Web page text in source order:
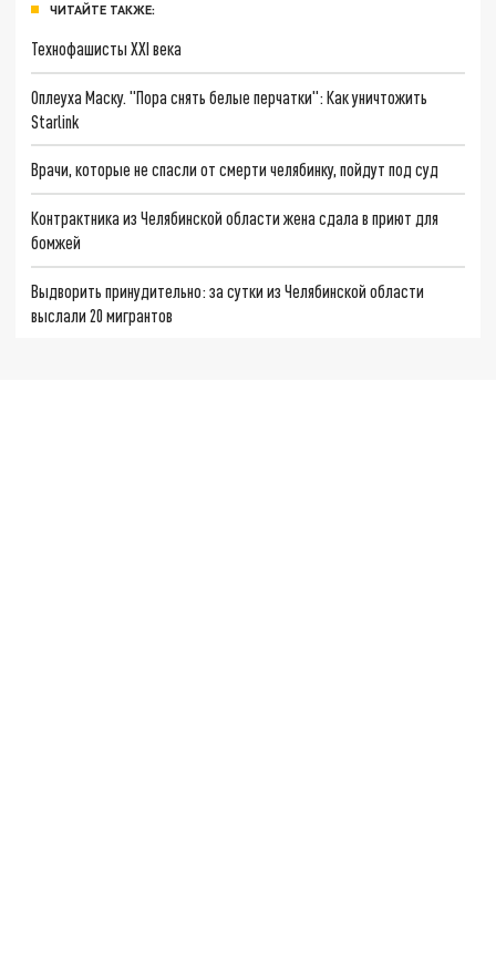
ЧИТАЙТЕ ТАКЖЕ:
Технофашисты XXI века
Оплеуха Маску. "Пора снять белые перчатки": Как уничтожить
Starlink
Врачи, которые не спасли от смерти челябинку, пойдут под суд
Контрактника из Челябинской области жена сдала в приют для
бомжей
Выдворить принудительно: за сутки из Челябинской области
выслали 20 мигрантов